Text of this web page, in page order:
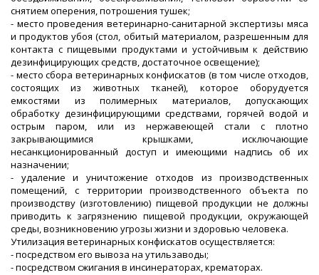
снятием оперения, потрошения тушек;
- место проведения ветеринарно-санитарной экспертизы мяса
и продуктов убоя (стол, обитый материалом, разрешенным для
контакта с пищевыми продуктами и устойчивым к действию
дезинфицирующих средств, достаточное освещение);
- место сбора ветеринарных конфискатов (в том числе отходов,
состоящих из животных тканей), которое оборудуется
емкостями из полимерных материалов, допускающих
обработку дезинфицирующими средствами, горячей водой и
острым паром, или из нержавеющей стали с плотно
закрывающимися крышками, исключающие
несанкционированный доступ и имеющими надпись об их
назначении;
- удаление и уничтожение отходов из производственных
помещений, с территории производственного объекта по
производству (изготовлению) пищевой продукции не должны
приводить к загрязнению пищевой продукции, окружающей
среды, возникновению угрозы жизни и здоровью человека.
Утилизация ветеринарных конфискатов осуществляется:
- посредством его вывоза на утильзаводы;
- посредством сжигания в инсинераторах, крематорах.